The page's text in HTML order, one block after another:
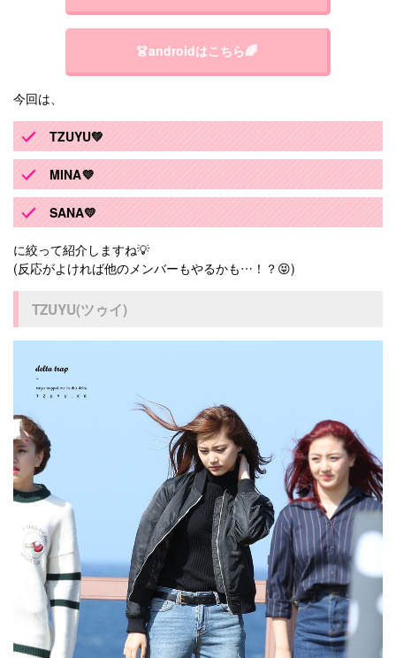
👗androidはこちら🌈
今回は、
TZUYU💚
MINA💜
SANA💛
に絞って紹介しますね💡
(反応がよければ他のメンバーもやるかも…！？😝)
TZUYU(ツゥイ)